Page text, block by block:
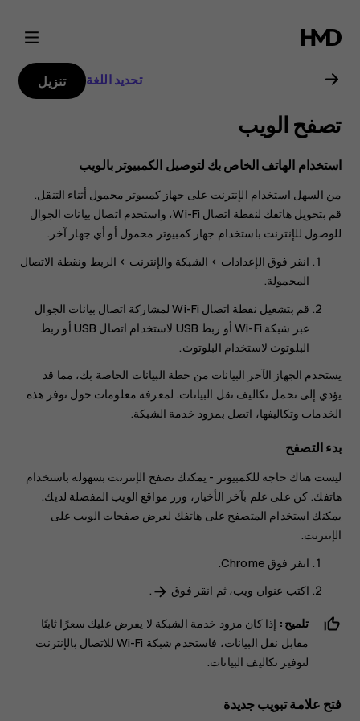
دليل
مستخدم
هاتف
Nokia
2.1
تحديد اللغة تنزيل
تصفح الويب
استخدام الهاتف الخاص بك لتوصيل الكمبيوتر بالويب
من السهل استخدام الإنترنت على جهاز كمبيوتر محمول أثناء التنقل.
قم بتحويل هاتفك لنقطة اتصال Wi-Fi، واستخدم اتصال بيانات الجوال
للوصول للإنترنت باستخدام جهاز كمبيوتر محمول أو أي جهاز آخر.
انقر فوق
>
> الربط ونقطة الاتصال
المحمولة‬‏‫.
قم بتشغيل نقطة اتصال Wi-Fi
لمشاركة اتصال بيانات الجوال
عبر شبكة Wi-Fi أو
ربط USB لاستخدام اتصال USB أو
ربط
البلوتوث لاستخدام البلوتوث.
يستخدم الجهاز الآخر البيانات من خطة البيانات الخاصة بك، مما قد
يؤدي إلى تحمل تكاليف نقل البيانات. لمعرفة معلومات حول توفر هذه
الخدمات وتكاليفها، اتصل بمزود خدمة الشبكة.
بدء التصفح
ليست هناك حاجة للكمبيوتر - يمكنك تصفح الإنترنت بسهولة باستخدام
هاتفك. كن على علم بآخر الأخبار، وزر مواقع الويب المفضلة لديك.
يمكنك استخدام المتصفح على هاتفك لعرض صفحات الويب على
الإنترنت.
انقر فوق Chrome
.
اكتب عنوان ويب، ثم انقر فوق arrow_forward
.
تلميح: إذا كان مزود خدمة الشبكة لا يفرض عليك سعرًا ثابتًا
مقابل نقل البيانات، فاستخدم شبكة Wi-Fi للاتصال بالإنترنت
لتوفير تكاليف البيانات.
فتح علامة تبويب جديدة